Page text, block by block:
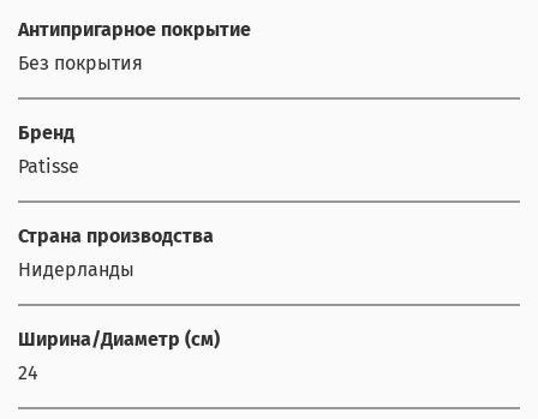
Антипригарное покрытие
Без покрытия
Бренд
Patisse
Страна производства
Нидерланды
Ширина/Диаметр (см)
24